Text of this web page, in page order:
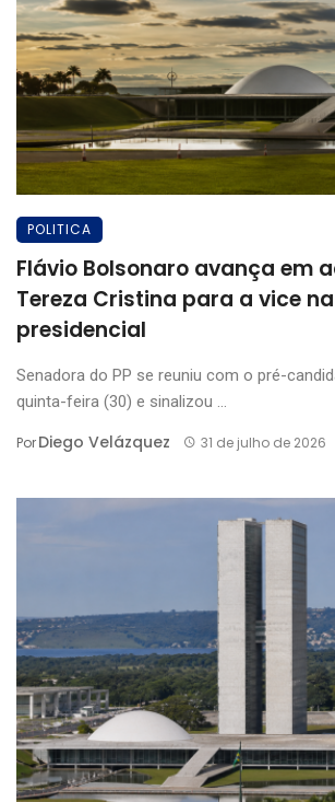
POLITICA
Flávio Bolsonaro avança em
Tereza Cristina para a vice
presidencial
Senadora do PP se reuniu com o pré-
quinta-feira (30) e sinalizou ...
PorDiego Velázquez 31 de julho de 2026